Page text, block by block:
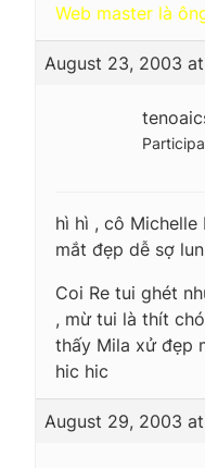
Web master là
August 23, 2003
hì hì , cô
mắt đẹp dễ sợ
Coi Re tui ghét
, mừ tui là thít
thấy Mila xử đẹp
hic hic
August 29, 2003